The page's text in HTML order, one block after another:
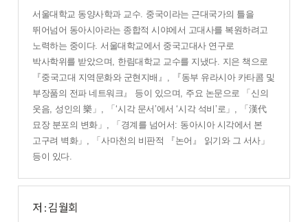
서울대학교 동양사학과 교수 중국이라는 근대국가의 틀을
뛰어넘어 동아시아라는 종합적 시야에서 고대사를 복원하려고
노력하는 중이다. 서울대학교에서 중국고대사 연구로
박사학위를 받았으며
한림대학교 교수를 지냈다. 지은 책으로
『중국고대 지역문화와 군현지배 』 『동부 유라시아 카타콤 및
부장품의 전파 네트워크 』 등이 있으며 주요 논문으로 「신의
웃음 성인의樂 」 「‘시각 문서’에서‘시각 석비’ 로 」 「漢代
묘장 분포의 변화」 「경계를 넘어서: 동아시아 시각에서 본
고구려 벽화」 「사마천의 비판적 『논어 』 읽기와 그 서사」
등이 있다.
저 : 김월회